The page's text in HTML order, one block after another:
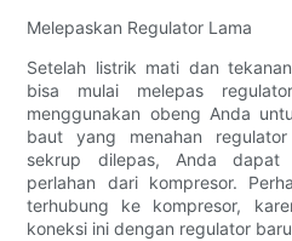
Melepaskan Regulator Lama
Setelah listrik mati dan
bisa mulai melepas
menggunakan obeng Anda
baut yang menahan
sekrup dilepas, Anda dapat
perlahan dari kompresor.
terhubung ke kompresor,
koneksi ini dengan regulator